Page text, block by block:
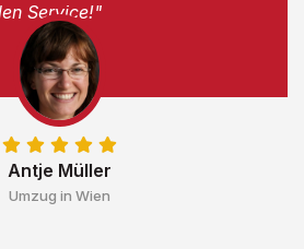
Antje Müller
Umzug in Wien
Service!"